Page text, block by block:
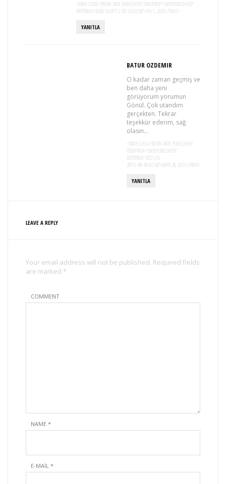
<TIME CLASS="ENTRY-DATE PUBLISHED" ITEMPROP="DATEPUBLISHED"
DATETIME="2020-10-05T12:20:33+02:00">EKI 5, 2020</TIME>
YANITLA
BATUR OZDEMIR
O kadar zaman geçmiş ve
ben daha yeni
görüyorum yorumun
Gönül. Çok utandım
gerçekten. Tekrar
teşekkür ederim, sağ
olasın…
<TIME CLASS="ENTRY-DATE PUBLISHED"
ITEMPROP="DATEPUBLISHED"
DATETIME="2021-03-
28T15:49:49+02:00">MAR 28, 2021</TIME>
YANITLA
LEAVE A REPLY
Your email address will not be published. Required fields
are marked *
COMMENT
NAME *
E-MAIL *